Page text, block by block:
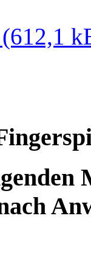
(612,1